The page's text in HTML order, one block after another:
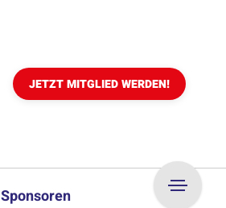
JETZT MITGLIED WERDEN!
Sponsoren